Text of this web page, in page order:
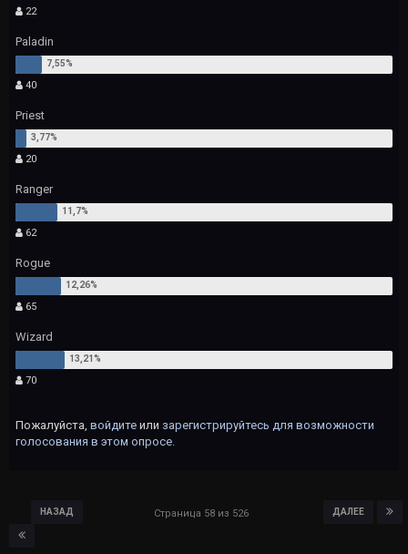
22
Paladin
40
Priest
20
Ranger
62
Rogue
65
Wizard
70
Пожалуйста, войдите или зарегистрируйтесь для возможности
голосования в этом опросе.
НАЗАД ДАЛЕЕ
Страница 58 из 526